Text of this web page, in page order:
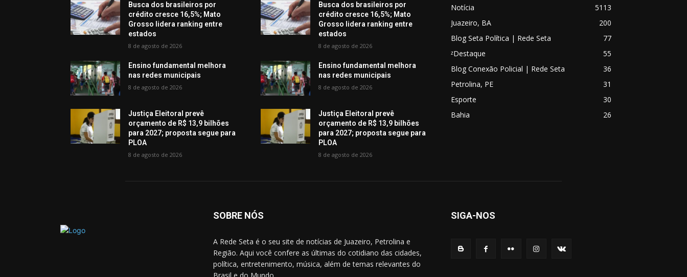
Busca dos brasileiros por
crédito cresce 16,5%; Mato
Grosso lidera ranking entre
estados
8 de agosto de 2026
Ensino fundamental melhora
nas redes municipais
8 de agosto de 2026
Justiça Eleitoral prevê
orçamento de R$ 13,9 bilhões
para 2027; proposta segue para
PLOA
8 de agosto de 2026
Busca dos brasileiros por
crédito cresce 16,5%; Mato
Grosso lidera ranking entre
estados
8 de agosto de 2026
Ensino fundamental melhora
nas redes municipais
8 de agosto de 2026
Justiça Eleitoral prevê
orçamento de R$ 13,9 bilhões
para 2027; proposta segue para
PLOA
8 de agosto de 2026
Notícia
5113
Juazeiro, BA
200
Blog Seta Política | Rede Seta
77
ᶻDestaque
55
Blog Conexão Policial | Rede Seta
36
Petrolina, PE
31
Esporte
30
Bahia
26
SOBRE NÓS
A Rede Seta é o seu site de notícias de Juazeiro, Petrolina e
Região. Aqui você confere as últimas do cotidiano das cidades,
política, entretenimento, música, além de temas relevantes do
SIGA-NOS